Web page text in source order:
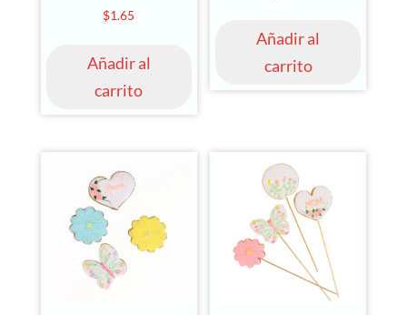
$1.65
Añadir al
carrito
Añadir al
carrito